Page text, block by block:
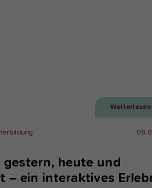
Weiterlesen
gestern, heute und
– ein interaktives